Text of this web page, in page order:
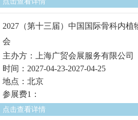
2027（第十三届）中国国际骨科内
会
主办方：上海广贸会展服务有限公司
时间：2027-04-23-2027-04-25
地点：北京
参展费1：
点击查看详情